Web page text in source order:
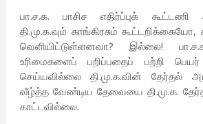
பா.ச.க. பாசிச எதிர்ப்புக் கூட்டணி
தி.மு.க.வும் காங்கிரசும்
வெளியிட்டுள்ளனவா? இல்லை!
உரிமைகளைப் பறிப்பதைப் பற்றி
செய்யவில்லை தி.மு.க.வின் தேர்தல்
வீழ்த்த வேண்டிய தேவையை தி.மு.க.
காட்டவில்லை.